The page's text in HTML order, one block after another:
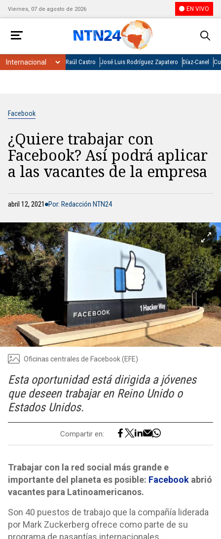
Viernes, 07 de agosto de 2026 EN VIVO
Raúl Castro José Luis Rodríguez Zapatero Díaz-Canel
Facebook
¿Quiere trabajar con
Facebook? Así podrá aplicar
a las vacantes de la empresa
abril 12, 2021 Por: Redacción NTN24
Oficinas centrales de Facebook (EFE)
Esta oportunidad está dirigida a jóvenes
que deseen trabajar en Reino Unido o
Estados Unidos.
Compartir en:
Trabajar con la red social más grande e
importante del planeta es posible: Facebook abrió
vacantes para Latinoamericanos.
Son 40 puestos de trabajo que la compañía liderada
por Mark Zuckerberg ofrece como parte de su
programa de pasantías internacionales.